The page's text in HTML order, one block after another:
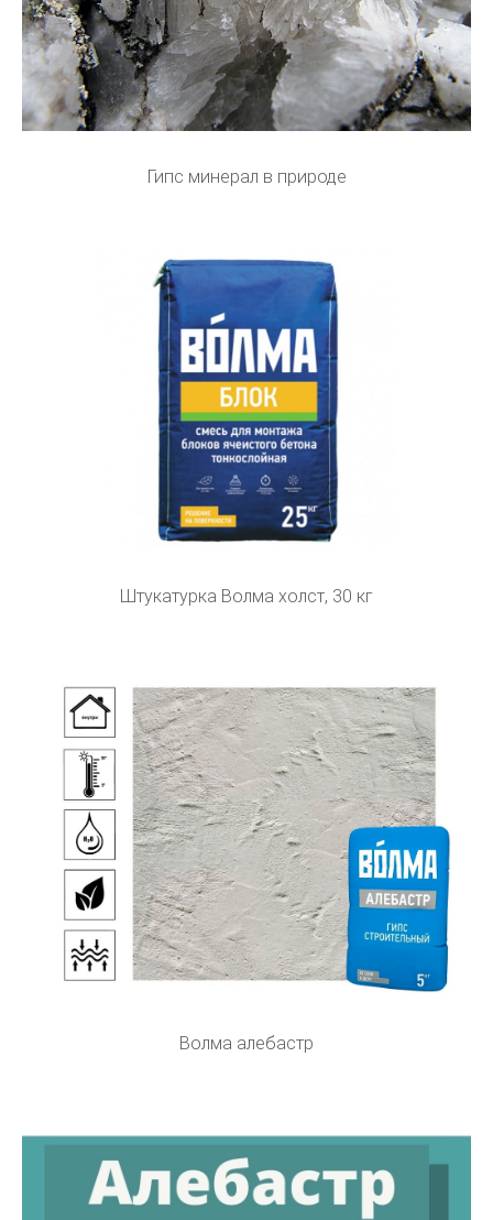
Гипс минерал в природе
Штукатурка Волма холст, 30 кг
Волма алебастр